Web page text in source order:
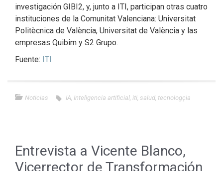
investigación GIBI2, y, junto a ITI, participan otras cuatro
instituciones de la Comunitat Valenciana: Universitat
Politècnica de València, Universitat de València y las
empresas Quibim y S2 Grupo.
Fuente: ITI
Noticias IA Inteligencia artificial iti salud tecnologçia
Entrevista a Vicente Blanco,
Vicerrector de Transformación